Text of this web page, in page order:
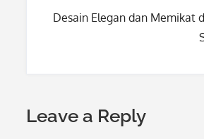
Desain Elegan dan Memikat
Leave a Reply